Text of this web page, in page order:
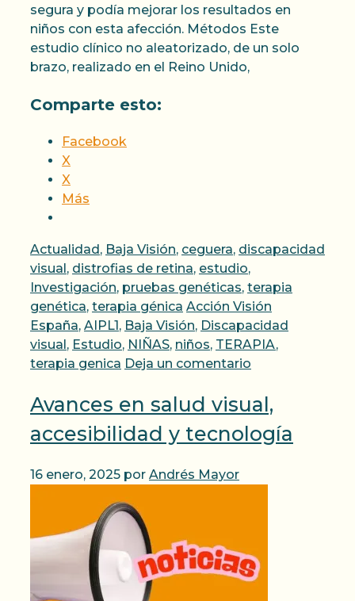
segura y podía mejorar los resultados en
niños con esta afección. Métodos Este
estudio clínico no aleatorizado, de un solo
brazo, realizado en el Reino Unido,
Comparte esto:
Facebook
X
X
Más
Categorías
Actualidad , Baja Visión, ceguera, discapacidad
visual , distrofias de retina, estudio,
Investigación, pruebas genéticas, terapia
genética, terapia génica Etiquetas
Acción Visión
España, AIPL1 , Baja Visión, Discapacidad
visual , Estudio, NIÑAS, niños, TERAPIA,
terapia genica Deja un comentario
Avances en salud visual,
accesibilidad y tecnología
16 enero, 2025 por Andrés Mayor